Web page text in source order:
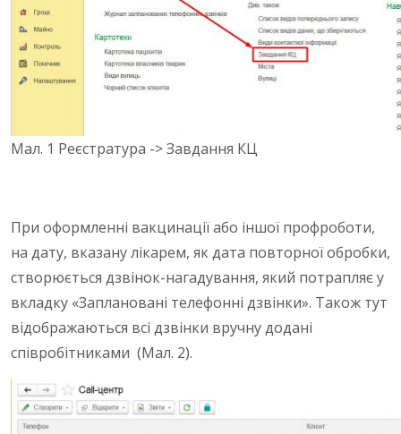
Мал. 1 Реєстратура -> Завдання КЦ
При оформленні вакцинації або іншої профроботи,
на дату, вказану лікарем, як дата повторної обробки,
створюється дзвінок-нагадування, який потрапляє у
вкладку «Заплановані телефонні дзвінки». Також тут
відображаються всі дзвінки вручну додані
співробітниками (Мал. 2).